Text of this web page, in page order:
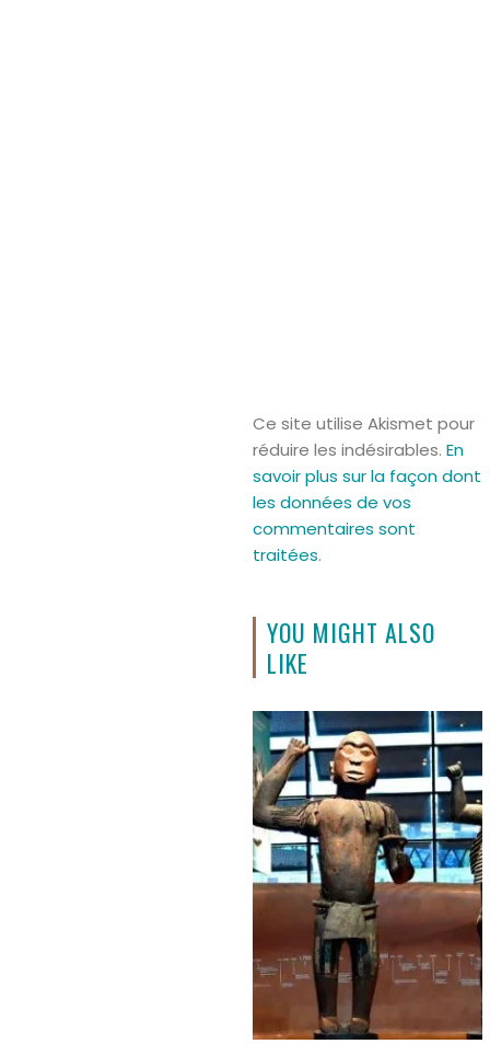
Ce site utilise Akismet pour
réduire les indésirables. En
savoir plus sur la façon dont
les données de vos
commentaires sont
traitées.
YOU MIGHT ALSO
LIKE